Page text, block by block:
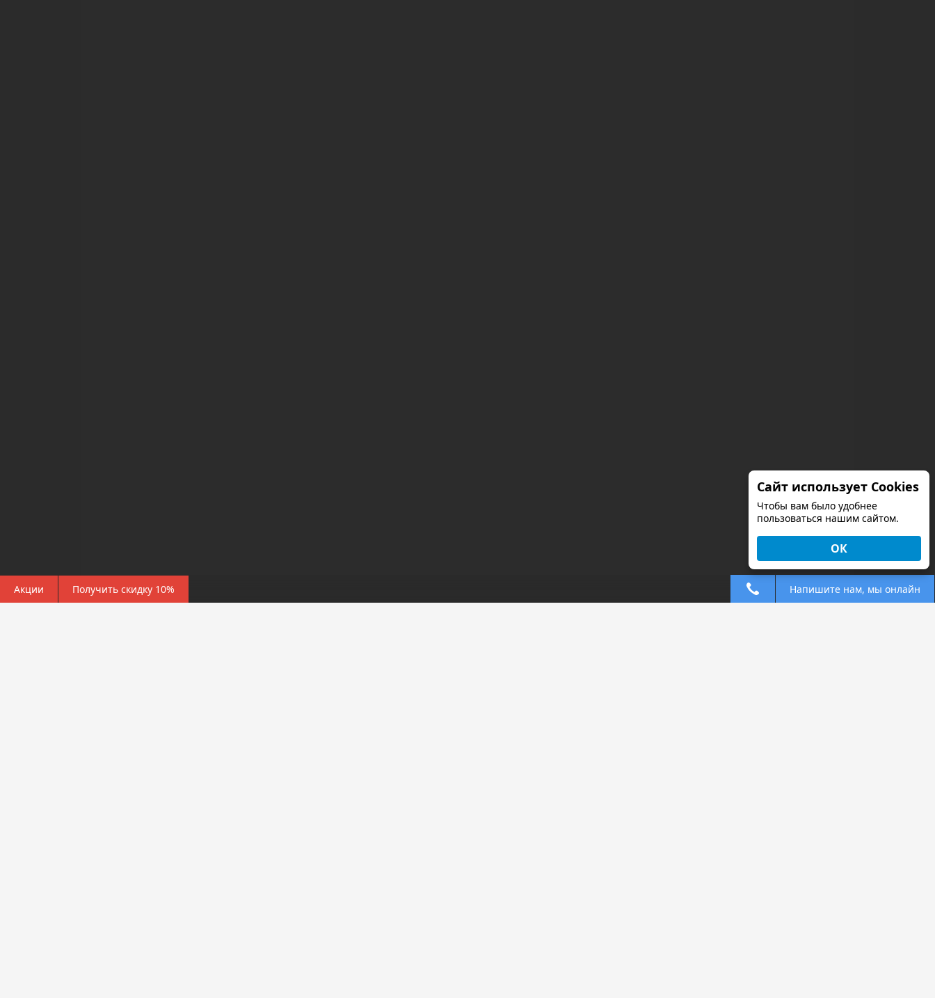
Акции Получить скидку 10% Напишите нам, мы онлайн
Сайт использует Cookies
Чтобы вам было удобнее
пользоваться нашим сайтом.
ОК